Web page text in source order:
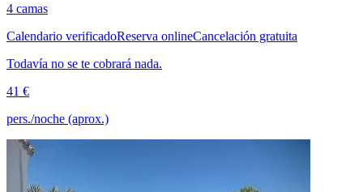
4 camas
Calendario verificadoReserva onlineCancelación gratuita
Todavía no se te cobrará nada.
41 €
pers./noche (aprox.)